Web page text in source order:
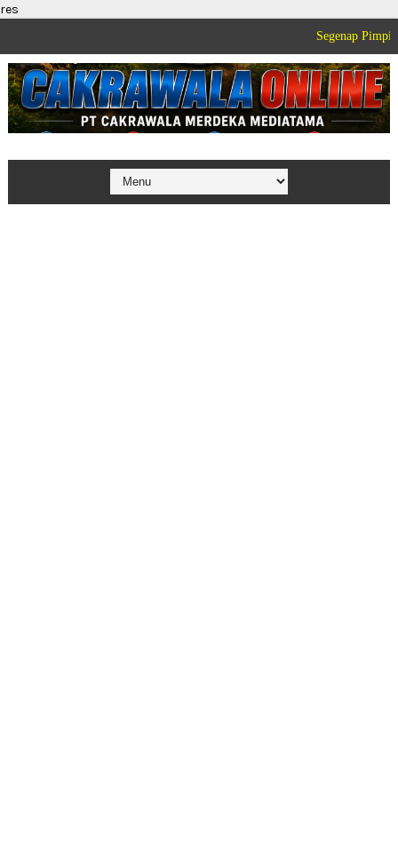
res
Segenap Pimpinan dan